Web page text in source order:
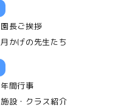
園長ご挨拶
月かげの先生たち
年間行事
施設・クラス紹介